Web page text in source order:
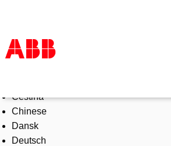
Products & Solutions
Industries
Services
About us
Čeština
Chinese
Dansk
Deutsch